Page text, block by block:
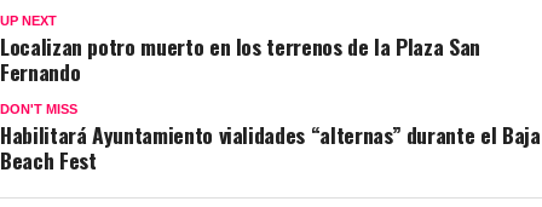
UP NEXT
Localizan potro muerto en los terrenos de la Plaza San
Fernando
DON'T MISS
Habilitará Ayuntamiento vialidades “alternas” durante el Baja
Beach Fest